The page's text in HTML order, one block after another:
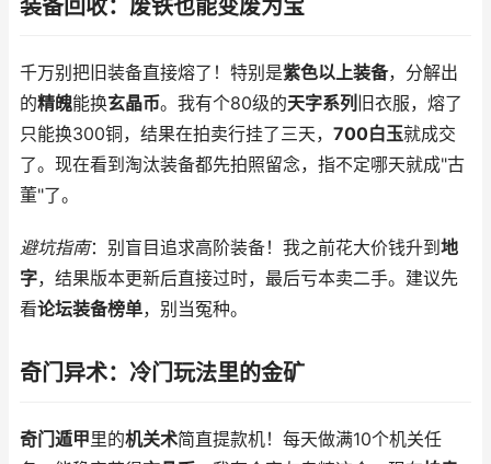
装备回收：废铁也能变废为宝
千万别把旧装备直接熔了！特别是紫色以上装备，分解出
的精魄能换玄晶币。我有个80级的天字系列 旧衣服，熔了
只能换300铜，结果在拍卖行挂了三天， 700白玉就成交
了。现在看到淘汰装备都先拍照留念，指不定哪天就成"古
董"了。
避坑指南：别盲目追求高阶装备！我之前花大价钱升到 地
字，结果版本更新后直接过时，最后亏本卖二手。建议先
看论坛装备榜单，别当冤种。
奇门异术：冷门玩法里的金矿
奇门遁甲里的机关术简直提款机！每天做满10个机关任